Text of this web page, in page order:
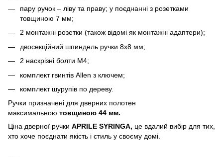
пару ручок – ліву та праву; у поєднанні з розетками
товщиною 7 мм;
2 монтажні розетки (також відомі як монтажні адаптери);
двосекційний шпиндель ручки 8x8 мм;
2 наскрізні болти M4;
комплект гвинтів Allen з ключем;
комплект шурупів по дереву.
Ручки призначені для дверних полотен
максимальною товщиною 44 мм.
Ціна дверної ручки APRILE SYRINGA, це вдалий вибір для тих,
хто хоче поєднати якість і стиль у своєму домі​.